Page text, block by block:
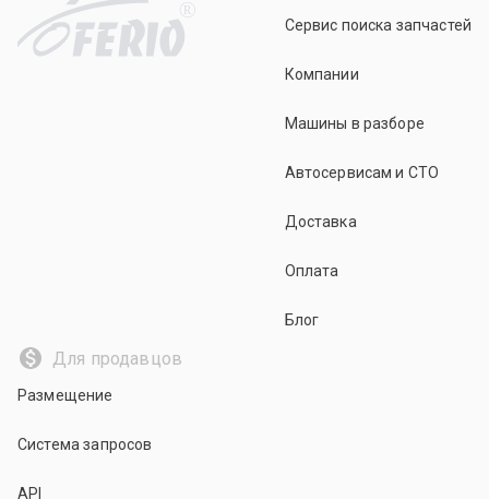
R
Сервис поиска запчастей
Компании
Машины в разборе
Автосервисам и СТО
Доставка
Оплата
Блог
Для продавцов
Размещение
Система запросов
API